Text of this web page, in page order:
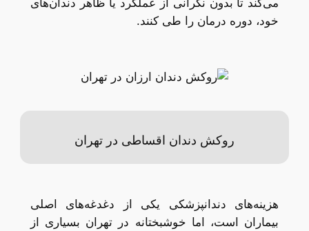
می‌کند تا بدون نگرانی از عملکرد یا ظاهر دندان‌های
خود، دوره درمان را طی کنند.
روکش دندان اقساطی در تهران
هزینه‌های دندانپزشکی یکی از دغدغه‌های اصلی
بیماران است، اما خوشبختانه در تهران بسیاری از